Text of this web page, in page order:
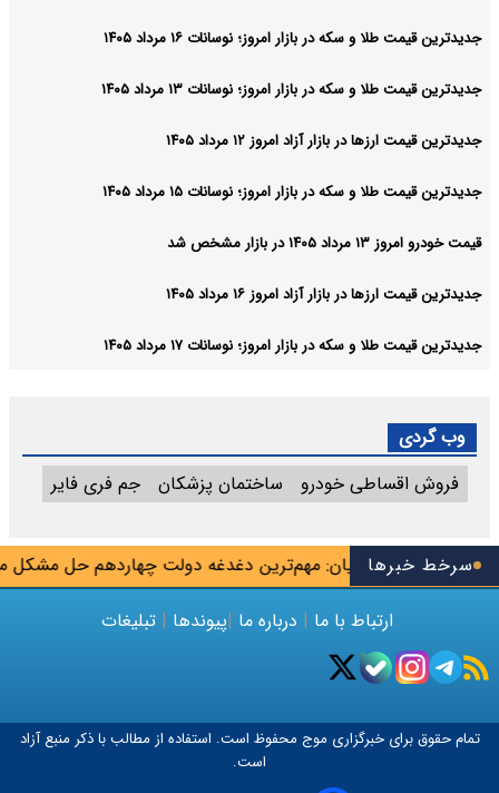
سرخط خبرهاپزشکیان: مهم‌ترین دغدغه دولت چهاردهم حل مشکل
جدیدترین قیمت طلا و سکه در بازار امروز؛ نوسانات ۱۶ مرداد ۱۴۰۵
جدیدترین قیمت طلا و سکه در بازار امروز؛ نوسانات ۱۳ مرداد ۱۴۰۵
جدیدترین قیمت ارزها در بازار آزاد امروز ۱۲ مرداد ۱۴۰۵
جدیدترین قیمت طلا و سکه در بازار امروز؛ نوسانات ۱۵ مرداد ۱۴۰۵
قیمت خودرو امروز ۱۳ مرداد ۱۴۰۵ در بازار مشخص شد
جدیدترین قیمت ارزها در بازار آزاد امروز ۱۶ مرداد ۱۴۰۵
جدیدترین قیمت طلا و سکه در بازار امروز؛ نوسانات ۱۷ مرداد ۱۴۰۵
وب گردی
فروش اقساطی خودرو
ساختمان پزشکان جم فری فایر
ارتباط با ما | درباره ما |پیوندها | تبلیغات
تمام حقوق برای خبرگزاری موج محفوظ است. استفاده از مطالب با ذکر منبع آزاد
است.